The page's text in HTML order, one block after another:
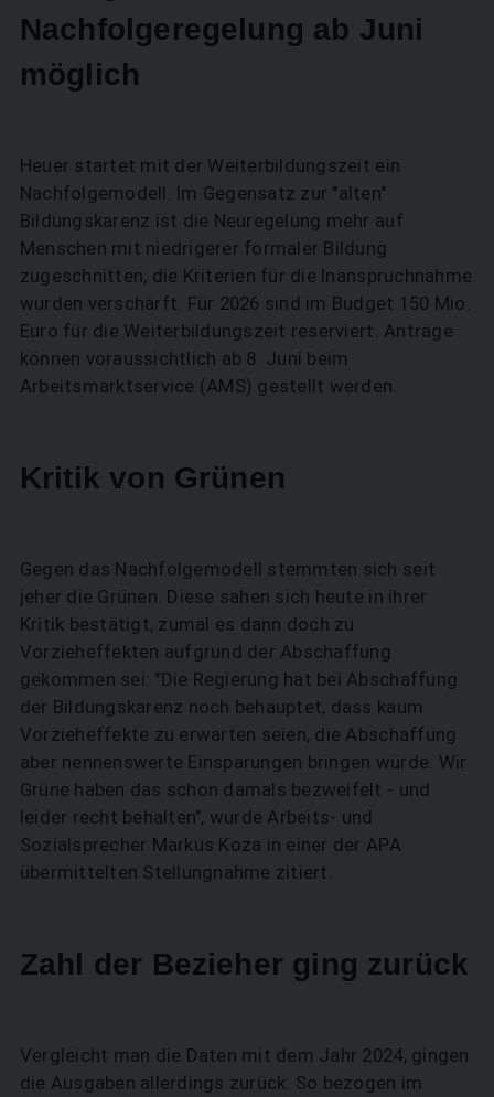
Nachfolgeregelung ab Juni
möglich
Heuer startet mit der Weiterbildungszeit ein
Nachfolgemodell. Im Gegensatz zur "alten"
Bildungskarenz ist die Neuregelung mehr auf
Menschen mit niedrigerer formaler Bildung
zugeschnitten, die Kriterien für die Inanspruchnahme
wurden verschärft. Für 2026 sind im Budget 150 Mio.
Euro für die Weiterbildungszeit reserviert. Anträge
können voraussichtlich ab 8. Juni beim
Arbeitsmarktservice (AMS) gestellt werden.
Kritik von Grünen
Gegen das Nachfolgemodell stemmten sich seit
jeher die Grünen. Diese sahen sich heute in ihrer
Kritik bestätigt, zumal es dann doch zu
Vorzieheffekten aufgrund der Abschaffung
gekommen sei: "Die Regierung hat bei Abschaffung
der Bildungskarenz noch behauptet, dass kaum
Vorzieheffekte zu erwarten seien, die Abschaffung
aber nennenswerte Einsparungen bringen würde. Wir
Grüne haben das schon damals bezweifelt - und
leider recht behalten", wurde Arbeits- und
Sozialsprecher Markus Koza in einer der APA
übermittelten Stellungnahme zitiert.
Zahl der Bezieher ging zurück
Vergleicht man die Daten mit dem Jahr 2024, gingen
die Ausgaben allerdings zurück: So bezogen im